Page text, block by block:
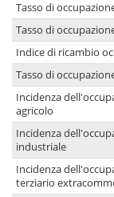
Tasso di
Tasso di
Indice di ricambio
Tasso di
Incidenza
agricolo
Incidenza
industriale
Incidenza
terziario